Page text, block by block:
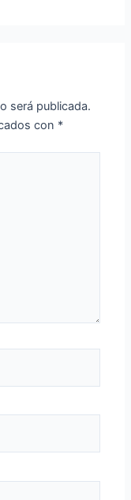
será publicada.
con *